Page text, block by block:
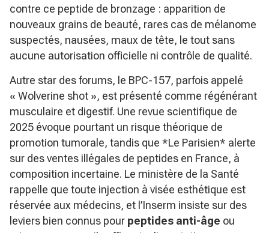
contre ce peptide de bronzage : apparition de
nouveaux grains de beauté, rares cas de mélanome
suspectés, nausées, maux de tête, le tout sans
aucune autorisation officielle ni contrôle de qualité.
Autre star des forums, le BPC-157, parfois appelé
« Wolverine shot », est présenté comme régénérant
musculaire et digestif. Une revue scientifique de
2025 évoque pourtant un risque théorique de
promotion tumorale, tandis que *Le Parisien* alerte
sur des ventes illégales de peptides en France, à
composition incertaine. Le ministère de la Santé
rappelle que toute injection à visée esthétique est
réservée aux médecins, et l’Inserm insiste sur des
leviers bien connus pour peptides anti-âge ou